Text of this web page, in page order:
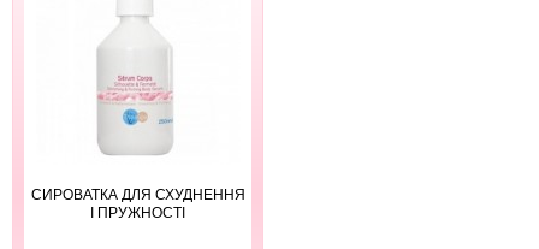
СИРОВАТКА ДЛЯ СХУДНЕННЯ
І ПРУЖНОСТІ